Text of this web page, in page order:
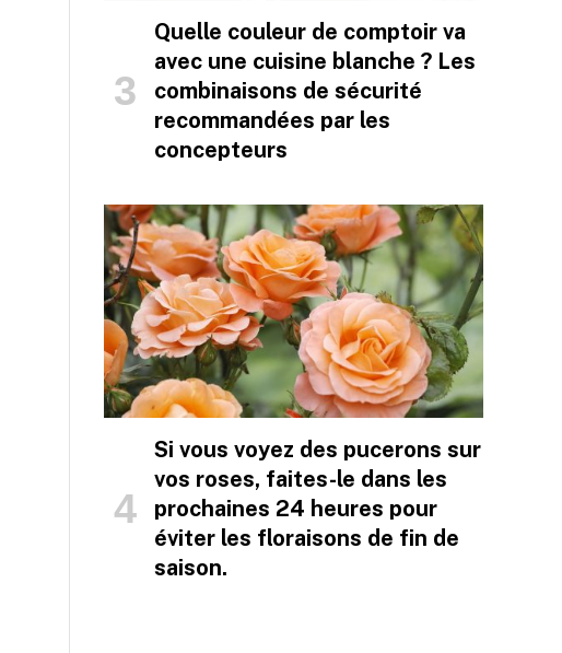
Quelle couleur de comptoir va
avec une cuisine blanche ? Les
combinaisons de sécurité
recommandées par les
concepteurs
Si vous voyez des pucerons sur
vos roses, faites-le dans les
prochaines 24 heures pour
éviter les floraisons de fin de
saison.